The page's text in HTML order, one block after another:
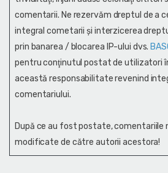
comentarii. Ne rezervăm dreptul de a
integral cometarii și interzicerea
prin banarea / blocarea IP-ului dvs.
pentru conţinutul postat de utilizatori
această responsabilitate revenind
comentariului.
După ce au fost postate, comentariile
modificate de către autorii acestora!